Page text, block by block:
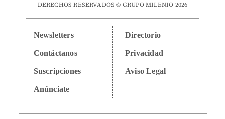
DERECHOS RESERVADOS © GRUPO MILENIO 2026
Newsletters
Contáctanos
Suscripciones
Anúnciate
Directorio
Privacidad
Aviso Legal